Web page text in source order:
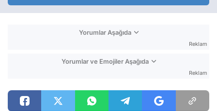
Yorumlar Aşağıda
Reklam
Yorumlar ve Emojiler Aşağıda
Reklam